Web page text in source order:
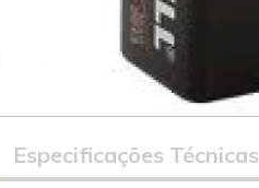
Especificações Técnicas